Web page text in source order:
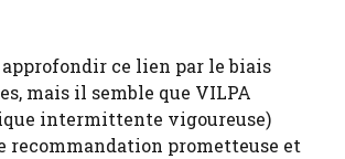
approfondir ce lien par le biais
mais il semble que VILPA
intermittente vigoureuse)
recommandation prometteuse et